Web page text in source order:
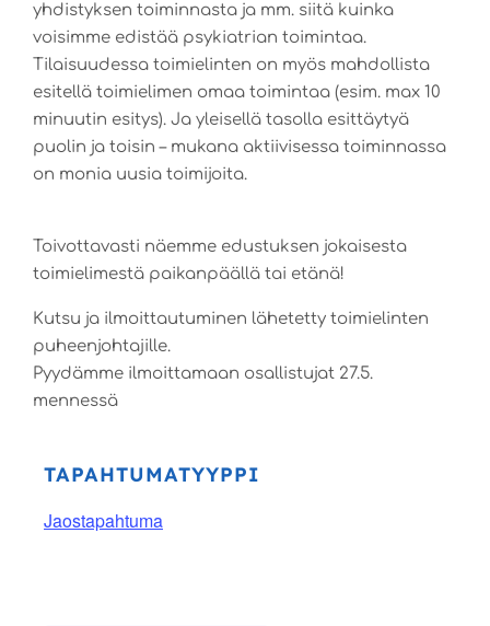
yhdistyksen toiminnasta ja mm. siitä kuinka
voisimme edistää psykiatrian toimintaa.
Tilaisuudessa toimielinten on myös mahdollista
esitellä toimielimen omaa toimintaa (esim. max 10
minuutin esitys). Ja yleisellä tasolla esittäytyä
puolin ja toisin – mukana aktiivisessa toiminnassa
on monia uusia toimijoita.
Toivottavasti näemme edustuksen jokaisesta
toimielimestä paikanpäällä tai etänä!
Kutsu ja ilmoittautuminen lähetetty toimielinten
puheenjohtajille.
Pyydämme ilmoittamaan osallistujat 27.5.
mennessä
TAPAHTUMATYYPPI
Jaostapahtuma